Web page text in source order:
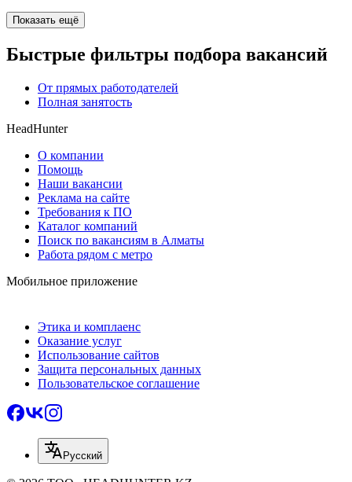
Показать ещё
Быстрые фильтры подбора вакансий
От прямых работодателей
Полная занятость
HeadHunter
О компании
Помощь
Наши вакансии
Реклама на сайте
Требования к ПО
Каталог компаний
Поиск по вакансиям в Алматы
Работа рядом с метро
Мобильное приложение
Этика и комплаенс
Оказание услуг
Использование сайтов
Защита персональных данных
Пользовательское соглашение
Русский